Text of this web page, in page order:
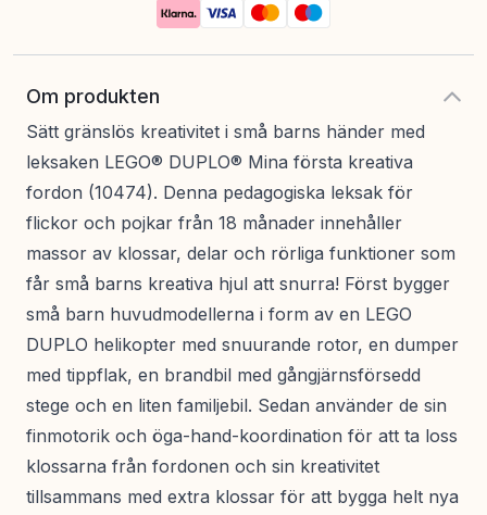
Om produkten
Sätt gränslös kreativitet i små barns händer med
leksaken LEGO® DUPLO® Mina första kreativa
fordon (10474). Denna pedagogiska leksak för
flickor och pojkar från 18 månader innehåller
massor av klossar, delar och rörliga funktioner som
får små barns kreativa hjul att snurra! Först bygger
små barn huvudmodellerna i form av en LEGO
DUPLO helikopter med snuurande rotor, en dumper
med tippflak, en brandbil med gångjärnsförsedd
stege och en liten familjebil. Sedan använder de sin
finmotorik och öga-hand-koordination för att ta loss
klossarna från fordonen och sin kreativitet
tillsammans med extra klossar för att bygga helt nya